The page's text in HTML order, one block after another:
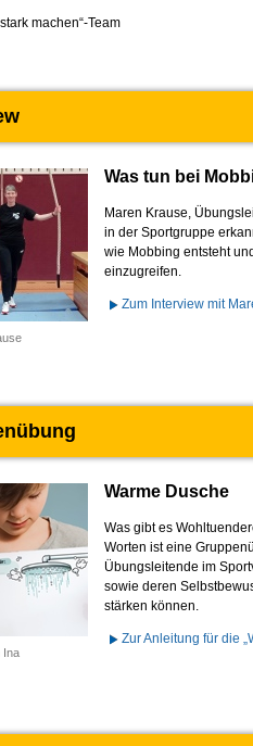
machen“-Team
Was tun bei
Maren Krause,
in der Sportgruppe
wie Mobbing entsteht
einzugreifen.
Zum Interview mit
Ina
Warme Dusche
Was gibt es
Worten ist eine
Übungsleitende im
sowie deren
stärken können.
Zur Anleitung für die